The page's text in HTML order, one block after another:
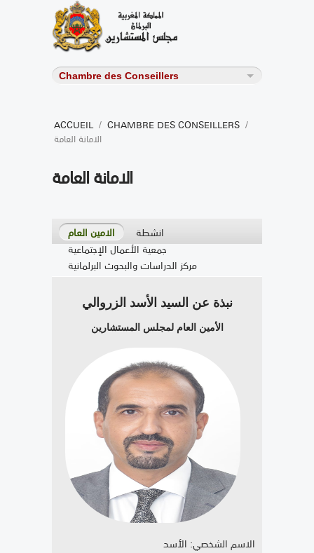
ACCUEIL / CHAMBRE DES CONSEILLERS /
الامانة العامة
الامانة العامة
الامين العام
انشطة
جمعية الأعمال الإجتماعية
مركز الدراسات والبحوث البرلمانية
نبذة عن السيد الأسد الزروالي
الأمين العام لمجلس المستشارين
الاسم الشخصي: الأسد